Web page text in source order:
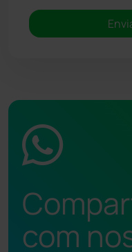
com